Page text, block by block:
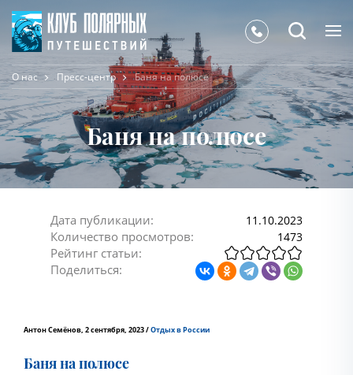
О нас Пресс-центр Баня на полюсе
Баня на полюсе
Дата публикации: 11.10.2023
Количество просмотров: 1473
Рейтинг статьи:
Поделиться:
Антон Семёнов, 2 сентября, 2023 /Отдых в России
Баня на полюсе